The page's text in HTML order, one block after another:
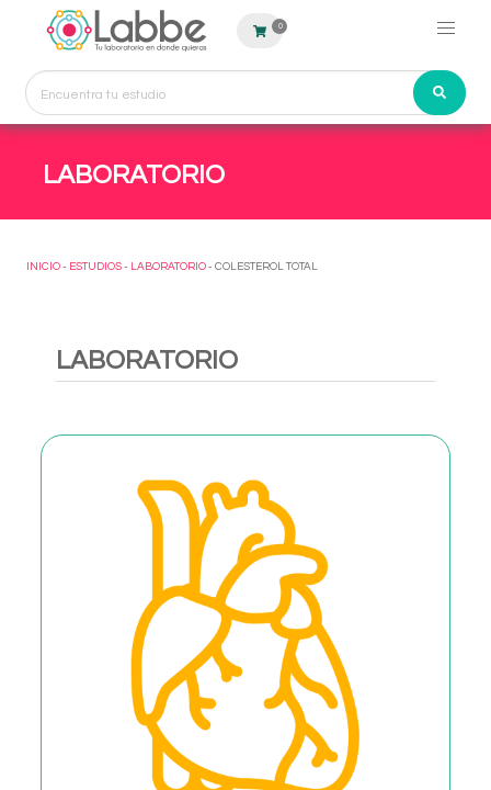
0
LABORATORIO
INICIO - ESTUDIOS - LABORATORIO - COLESTEROL TOTAL
LABORATORIO